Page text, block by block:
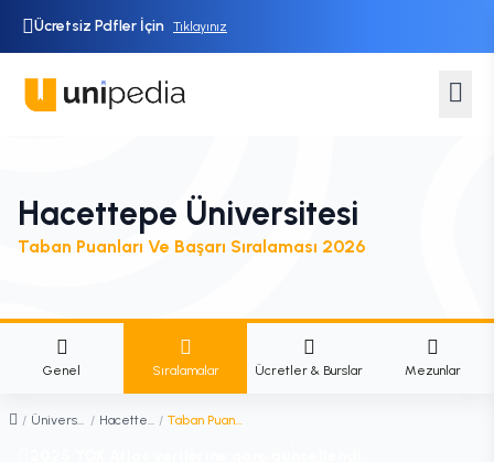
Ücretsiz Pdfler İçin Tıklayınız
Hacettepe Üniversitesi
Taban Puanları Ve Başarı Sıralaması 2026
Genel Sıralamalar Ücretler & Burslar Mezunlar
/ Üniversiteler / Hacettepe Üniversitesi / Taban Puanları ve Başarı Sıralaması